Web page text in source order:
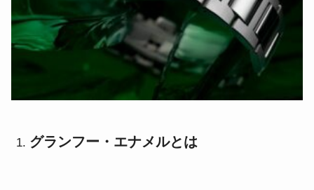
グランフー・エナメルとは